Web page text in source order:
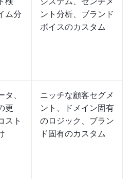
ム分
ント分析、ブランド
ボイスのカスタム
、
更
スト
ニッチな顧客セグメ
ント、ドメイン固有
のロジック、ブラン
ド固有のカスタム